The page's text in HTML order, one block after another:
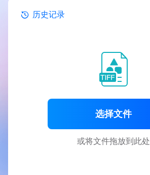
选择文件
或将文件拖放到此处
历史记录